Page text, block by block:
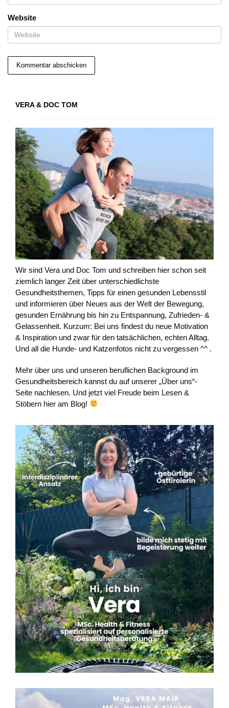
Website
VERA & DOC TOM
Wir sind Vera und Doc Tom und schreiben hier schon seit
ziemlich langer Zeit über unterschiedlichste
Gesundheitsthemen, Tipps für einen gesunden Lebensstil
und informieren über Neues aus der Welt der Bewegung,
gesunden Ernährung bis hin zu Entspannung, Zufrieden- &
Gelassenheit. Kurzum: Bei uns findest du neue Motivation
& Inspiration und zwar für den tatsächlichen, echten Alltag.
Und all die Hunde- und Katzenfotos nicht zu vergessen ^^ .
Mehr über uns und unseren beruflichen Background im
Gesundheitsbereich kannst du auf unserer „Über uns“-
Seite nachlesen. Und jetzt viel Freude beim Lesen &
Stöbern hier am Blog!